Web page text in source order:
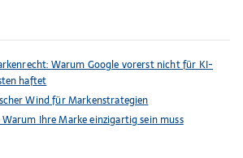
Warum Google vorerst nicht für KI-
haftet
Wind für Markenstrategien
Ihre Marke einzigartig sein muss